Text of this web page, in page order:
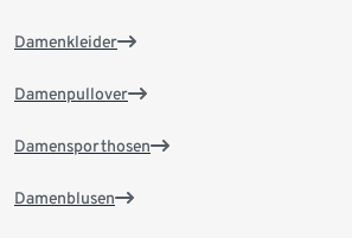
Damenkleider
Damenpullover
Damensporthosen
Damenblusen